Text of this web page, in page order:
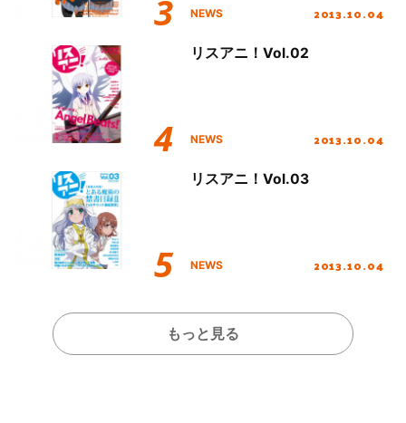
NEWS 2013.10.04
リスアニ！Vol.02
NEWS 2013.10.04
リスアニ！Vol.03
NEWS 2013.10.04
もっと見る